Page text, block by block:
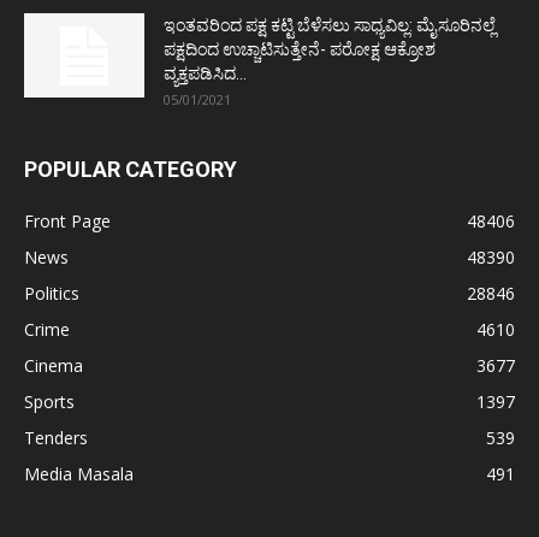
ಇಂತವರಿಂದ ಪಕ್ಷ ಕಟ್ಟಿ ಬೆಳೆಸಲು ಸಾಧ್ಯವಿಲ್ಲ: ಮೈಸೂರಿನಲ್ಲೆ
ಪಕ್ಷದಿಂದ ಉಚ್ಚಾಟಿಸುತ್ತೇನೆ- ಪರೋಕ್ಷ ಆಕ್ರೋಶ
ವ್ಯಕ್ತಪಡಿಸಿದ...
05/01/2021
POPULAR CATEGORY
Front Page
48406
News
48390
Politics
28846
Crime
4610
Cinema
3677
Sports
1397
Tenders
539
Media Masala
491